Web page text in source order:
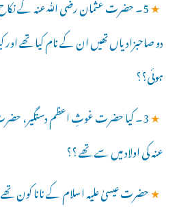
★ 5۔ حضرت عثمان رضی ﷲعنہ کے
دو صاحبزادیاں تھیں ان کے نام کیا تھے اور
ہوئی؟؟
★ 3۔ کیا حضرت غوثِ اعظم دستگیر،
عنہ کی اولاد میں سے تھے ؟؟
★حضرت عیسیٰ علیہ اسلام کے نانا کون